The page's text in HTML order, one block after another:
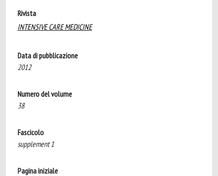
Rivista
INTENSIVE CARE MEDICINE
Data di pubblicazione
2012
Numero del volume
38
Fascicolo
supplement 1
Pagina iniziale